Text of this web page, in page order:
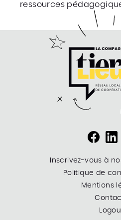
ressources
Inscrivez-vous à
Politique de
Mentions